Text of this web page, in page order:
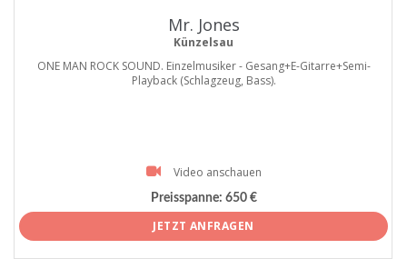
Mr. Jones
Künzelsau
ONE MAN ROCK SOUND. Einzelmusiker - Gesang+E-Gitarre+Semi-
Playback (Schlagzeug, Bass).
Video anschauen
Preisspanne: 650 €
JETZT ANFRAGEN